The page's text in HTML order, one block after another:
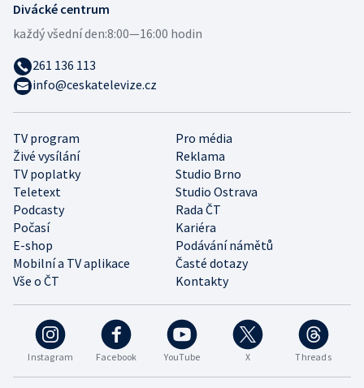
Instagram Facebook YouTube X Threads
TV program
Pro média
Živé vysílání
Reklama
TV poplatky
Studio Brno
Teletext
Studio Ostrava
Podcasty
Rada ČT
Počasí
Kariéra
E-shop
Podávání námětů
Mobilní a TV aplikace
Časté dotazy
Vše o ČT
Kontakty
Divácké centrum
každý všední den:8:00—16:00 hodin
261 136 113
info@ceskatelevize.cz